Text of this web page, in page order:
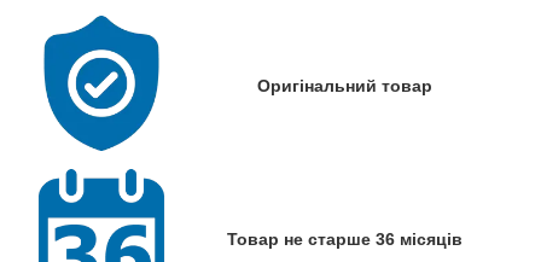
Оригінальний товар
Товар не старше 36 місяців